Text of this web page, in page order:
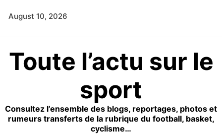
August 10, 2026
Toute l’actu sur le
sport
Consultez l’ensemble des blogs, reportages, photos et
rumeurs transferts de la rubrique du football, basket,
cyclisme…